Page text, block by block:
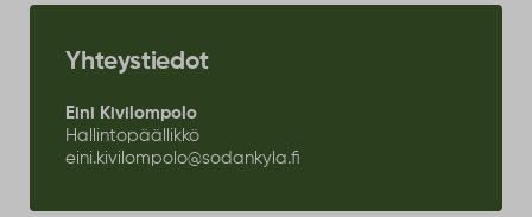
Yhteystiedot
Eini Kivilompolo
Hallintopäällikkö
eini.kivilompolo@sodankyla.fi